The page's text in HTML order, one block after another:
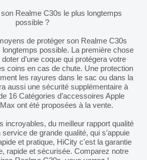
Realme C30s le plus longtemps
possible ?
de protéger son Realme C30s
longtemps possible. La première chose
d’une coque qui protégera votre
coins en cas de chute. Une protection
les rayures dans le sac ou dans la
aussi une sécurité supplémentaire à
16 Catégories d’accessoires Apple
ont été proposées à la vente.
incroyables, du meilleur rapport qualité
de grande qualité, qui s’appuie
et pratique, HiCity c'est la garantie
rapide et sécurisée. Comparez notre